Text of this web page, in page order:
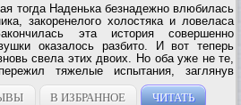
тогда Наденька безнадежно влюбилась
закоренелого холостяка и ловеласа
эта история совершенно
оказалось разбито. И вот теперь
свела этих двоих. Но оба уже не те,
тяжелые испытания, заглянув
а Надя приобрела светский лоск и,
В ИЗБРАННОЕ ЧИТАТЬ